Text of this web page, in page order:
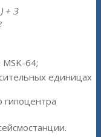
) + 3
64;
единицах
гипоцентра